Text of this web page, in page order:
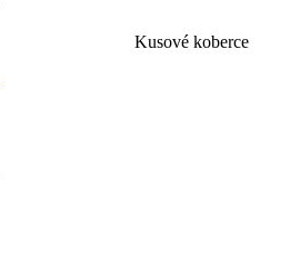
Kusové koberce